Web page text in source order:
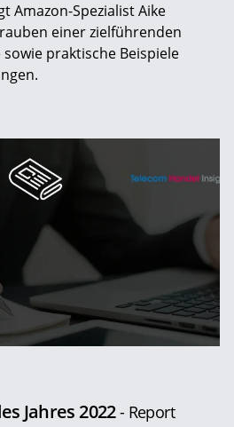
Amazon-Spezialist Aike
einer zielführenden
sowie praktische Beispiele
Jahres 2022- Report